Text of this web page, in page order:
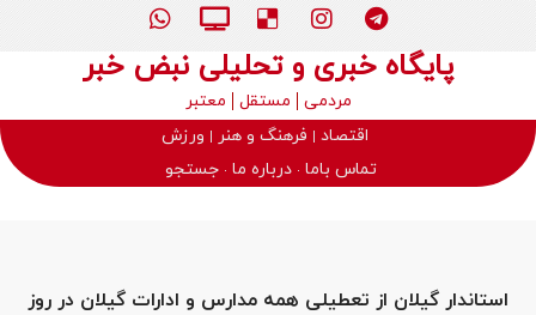
پایگاه خبری و تحلیلی نبض خبر
مردمی مستقل
معتبر
اقتصاد
فرهنگ و هنر
ورزش
تماس باما درباره ما جستجو
استاندار گیلان از تعطیلی همه مدارس و ادارات گیلان در روز